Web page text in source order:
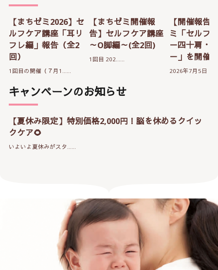
【まちゼミ2026】セ
ルフケア講座「耳リ
フレ編」報告（全2
回）
1回目の開催（７月1……
【まちゼミ開催報
告】セルフケア講座
～O脚編～(全2回)
1回目 202……
【開催報告
ミ「セルフ
－四十肩・
－」を開催
2026年7月5日（
キャンペーンのお知らせ
【夏休み限定】特別価格2,000円！脳を休めるクイッ
クケア🌻
いよいよ夏休みがスタ……